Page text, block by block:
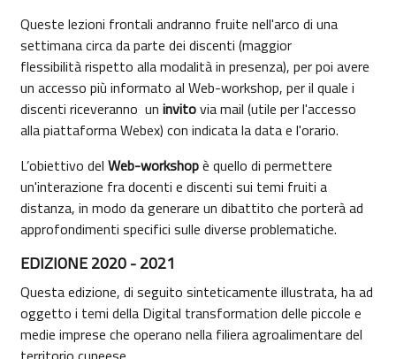
Queste lezioni frontali andranno fruite nell'arco di una
settimana circa da parte dei discenti (maggior
flessibilità rispetto alla modalità in presenza), per poi avere
un accesso più informato al Web-workshop, per il quale i
discenti riceveranno un invitovia mail (utile per l'accesso
alla piattaforma Webex) con indicata la data e l'orario.
L’obiettivo del Web-workshopè quello di permettere
un'interazione fra docenti e discenti sui temi fruiti a
distanza, in modo da generare un dibattito che porterà ad
approfondimenti specifici sulle diverse problematiche.
EDIZIONE 2020 - 2021
Questa edizione, di seguito sinteticamente illustrata, ha ad
oggetto i temi della Digital transformation delle piccole e
medie imprese che operano nella filiera agroalimentare del